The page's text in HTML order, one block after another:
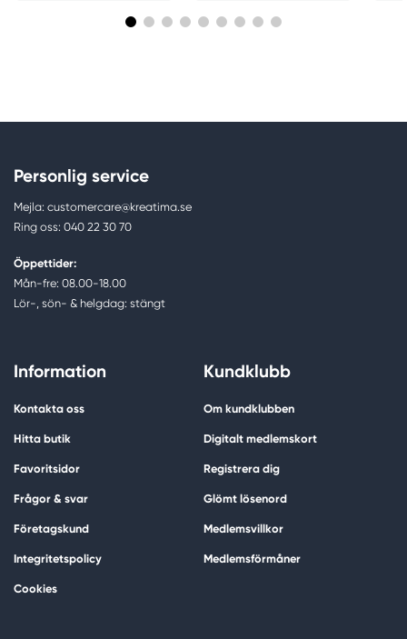
Personlig service
Mejla: customercare@kreatima.se
Ring oss: 040 22 30 70
Öppettider:
Mån-fre: 08.00-18.00
Lör-, sön- & helgdag: stängt
Information
Kontakta oss
Hitta butik
Favoritsidor
Frågor & svar
Företagskund
Integritetspolicy
Cookies
Kundklubb
Om kundklubben
Digitalt medlemskort
Registrera dig
Glömt lösenord
Medlemsvillkor
Medlemsförmåner